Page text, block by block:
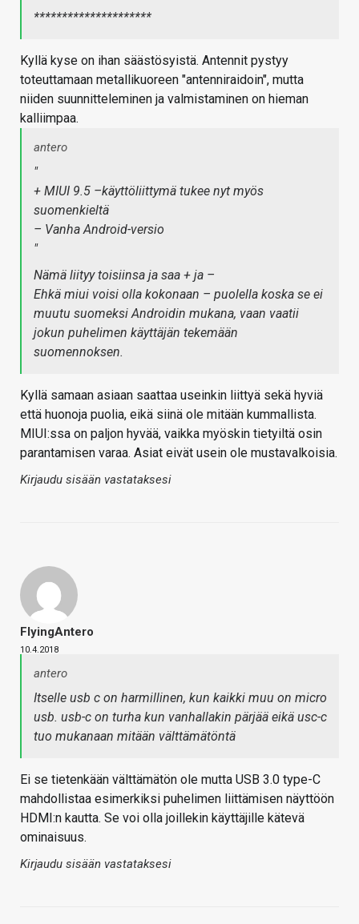
*********************
Kyllä kyse on ihan säästösyistä. Antennit pystyy
toteuttamaan metallikuoreen "antenniraidoin", mutta
niiden suunnitteleminen ja valmistaminen on hieman
kalliimpaa.
antero
"
+ MIUI 9.5 –käyttöliittymä tukee nyt myös
suomenkieltä
– Vanha Android-versio
"
Nämä liityy toisiinsa ja saa + ja –
Ehkä miui voisi olla kokonaan – puolella koska se ei
muutu suomeksi Androidin mukana, vaan vaatii
jokun puhelimen käyttäjän tekemään
suomennoksen.
Kyllä samaan asiaan saattaa useinkin liittyä sekä hyviä
että huonoja puolia, eikä siinä ole mitään kummallista.
MIUI:ssa on paljon hyvää, vaikka myöskin tietyiltä osin
parantamisen varaa. Asiat eivät usein ole mustavalkoisia.
Kirjaudu sisään vastataksesi
FlyingAntero
10.4.2018
antero
Itselle usb c on harmillinen, kun kaikki muu on micro
usb. usb-c on turha kun vanhallakin pärjää eikä usc-c
tuo mukanaan mitään välttämätöntä
Ei se tietenkään välttämätön ole mutta USB 3.0 type-C
mahdollistaa esimerkiksi puhelimen liittämisen näyttöön
HDMI:n kautta. Se voi olla joillekin käyttäjille kätevä
ominaisuus.
Kirjaudu sisään vastataksesi